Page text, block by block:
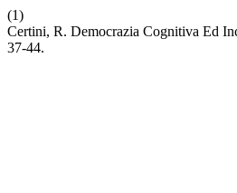
(1)
Certini, R. Democrazia Cognitiva Ed
37-44.